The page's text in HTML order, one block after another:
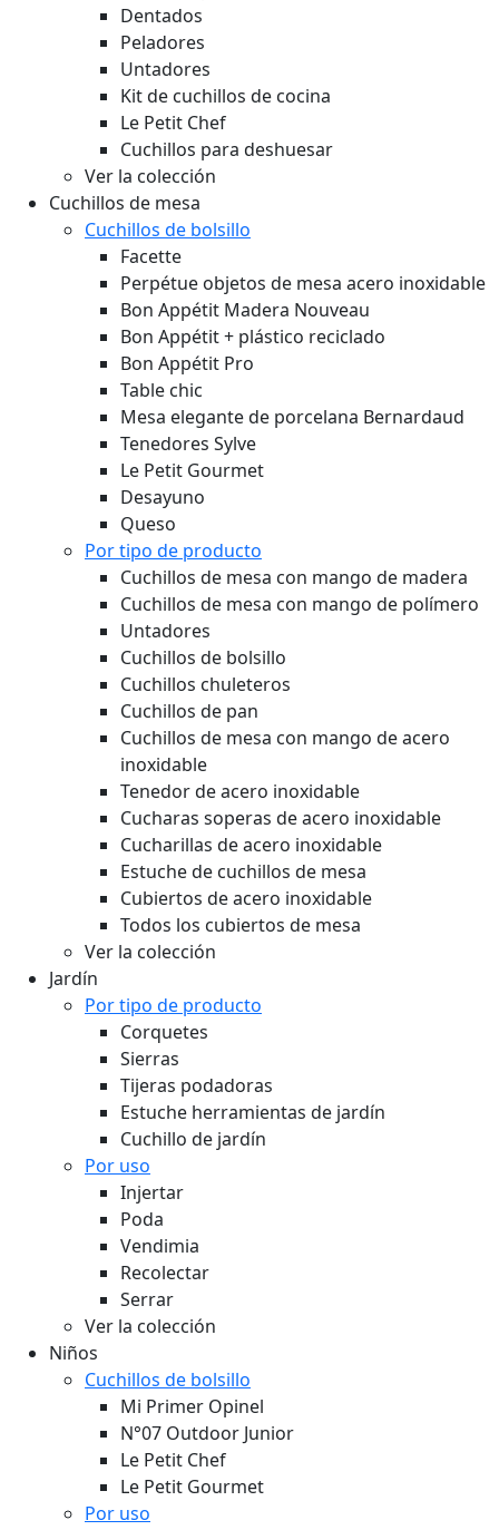
Dentados
Peladores
Untadores
Kit de cuchillos de cocina
Le Petit Chef
Cuchillos para deshuesar
Ver la colección
Cuchillos de mesa
Cuchillos de bolsillo
Facette
Perpétue objetos de mesa acero inoxidable
Bon Appétit Madera Nouveau
Bon Appétit + plástico reciclado
Bon Appétit Pro
Table chic
Mesa elegante de porcelana Bernardaud
Tenedores Sylve
Le Petit Gourmet
Desayuno
Queso
Por tipo de producto
Cuchillos de mesa con mango de madera
Cuchillos de mesa con mango de polímero
Untadores
Cuchillos de bolsillo
Cuchillos chuleteros
Cuchillos de pan
Cuchillos de mesa con mango de acero
inoxidable
Tenedor de acero inoxidable
Cucharas soperas de acero inoxidable
Cucharillas de acero inoxidable
Estuche de cuchillos de mesa
Cubiertos de acero inoxidable
Todos los cubiertos de mesa
Ver la colección
Jardín
Por tipo de producto
Corquetes
Sierras
Tijeras podadoras
Estuche herramientas de jardín
Cuchillo de jardín
Por uso
Injertar
Poda
Vendimia
Recolectar
Serrar
Ver la colección
Niños
Cuchillos de bolsillo
Mi Primer Opinel
N°07 Outdoor Junior
Le Petit Chef
Le Petit Gourmet
Por uso